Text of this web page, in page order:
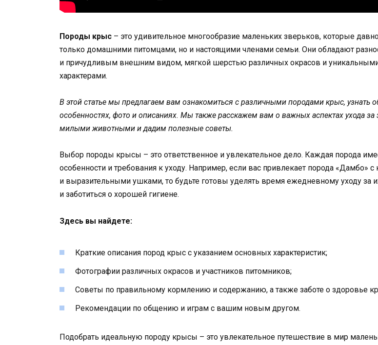
Породы крыс – это удивительное многообразие маленьких зверьков, которые
только домашними питомцами, но и настоящими членами семьи. Они обладают
и причудливым внешним видом, мягкой шерстью различных окрасов и
характерами.
В этой статье мы предлагаем вам ознакомиться с различными породами крыс, узнать
особенностях, фото и описаниях. Мы также расскажем вам о важных аспектах ухода за
милыми животными и дадим полезные советы.
Выбор породы крысы – это ответственное и увлекательное дело. Каждая порода
особенности и требования к уходу. Например, если вас привлекает порода «Дамбо»
и выразительными ушками, то будьте готовы уделять время ежедневному уходу за
и заботиться о хорошей гигиене.
Здесь вы найдете:
Краткие описания пород крыс с указанием основных характеристик;
Фотографии различных окрасов и участников питомников;
Советы по правильному кормлению и содержанию, а также заботе о здоровье
Рекомендации по общению и играм с вашим новым другом.
Подобрать идеальную породу крысы – это увлекательное путешествие в мир